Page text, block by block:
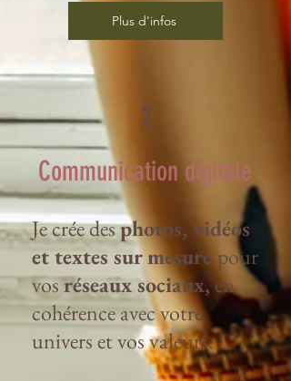
Plus d'infos
2
Communication digitale
Je crée desphotos, vidéos
et textes sur mesure pour
vosréseaux sociaux,en
cohérence avec votre
univers et vos valeurs.